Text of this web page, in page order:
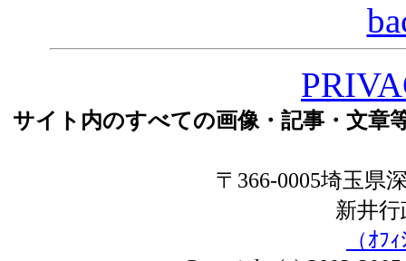
サイト内のすべての画像・記事・文章
〒366-0005埼玉県
新井
（ｵﾌ